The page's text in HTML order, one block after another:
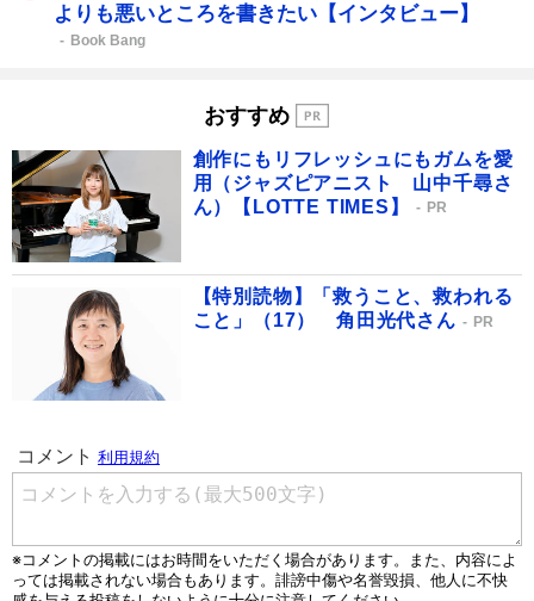
よりも悪いところを書きたい【インタビュー】
Book Bang
おすすめ
創作にもリフレッシュにもガムを愛
用（ジャズピアニスト 山中千尋さ
ん）【LOTTE TIMES】
PR
【特別読物】「救うこと、救われる
こと」（17） 角田光代さん
PR